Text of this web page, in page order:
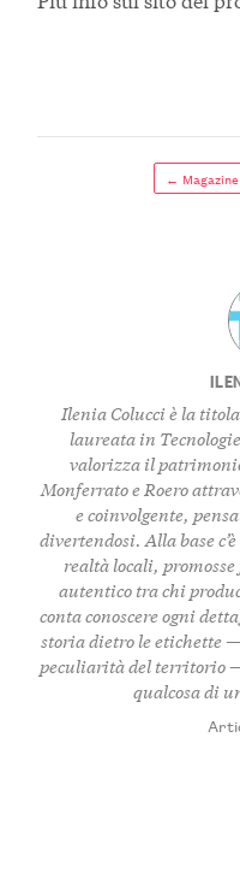
← Magazine
Ilenia Colucci è la
laureata in
valorizza il
Monferrato e Roero
e coinvolgente,
divertendosi. Alla base
realtà locali,
autentico tra chi
conta conoscere ogni
storia dietro le etichette
peculiarità del territorio
qualcosa di